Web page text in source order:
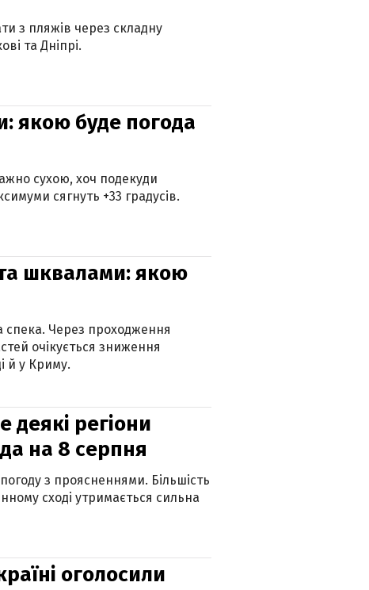
з пляжів через складну
та Дніпрі.
якою буде погода
сухою, хоч подекуди
сягнуть +33 градусів.
шквалами: якою
спека. Через проходження
очікується зниження
й у Криму.
деякі регіони
на 8 серпня
з проясненнями. Більшість
сході утримається сильна
оголосили